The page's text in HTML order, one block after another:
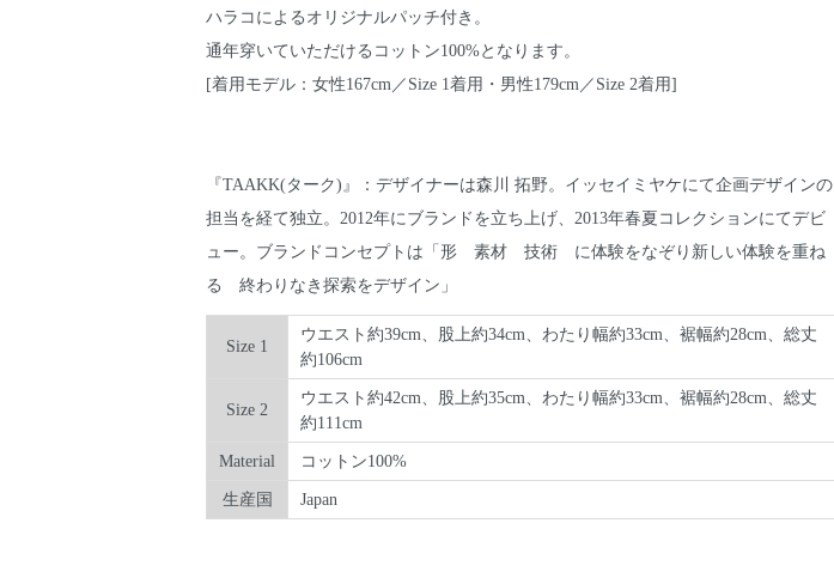
ハラコによるオリジナルパッチ付き。
通年穿いていただけるコットン100%となります。
[着用モデル：女性167cm／Size 1着用・男性179cm／Size 2着用]
『TAAKK(ターク)』：デザイナーは森川 拓野。イッセイミヤケにて企画デザインの
担当を経て独立。2012年にブランドを立ち上げ、2013年春夏コレクションにてデビ
ュー。ブランドコンセプトは「形 素材 技術 に体験をなぞり新しい体験を重ね
る 終わりなき探索をデザイン」
Size 1
ウエスト約39cm、股上約34cm、わたり幅約33cm、裾幅約28cm、総丈
約106cm
Size 2
ウエスト約42cm、股上約35cm、わたり幅約33cm、裾幅約28cm、総丈
約111cm
Material コットン100%
生産国 Japan